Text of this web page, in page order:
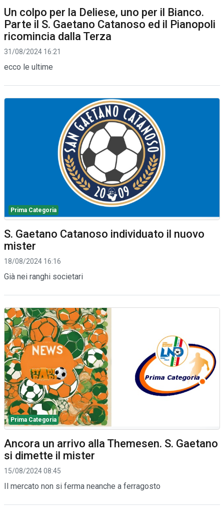
Un colpo per la Deliese, uno per il Bianco.
Parte il S. Gaetano Catanoso ed il Pianopoli
ricomincia dalla Terza
31/08/2024 16:21
ecco le ultime
Prima Categoria
S. Gaetano Catanoso individuato il nuovo
mister
18/08/2024 16:16
Già nei ranghi societari
Prima Categoria
Ancora un arrivo alla Themesen. S. Gaetano
si dimette il mister
15/08/2024 08:45
Il mercato non si ferma neanche a ferragosto